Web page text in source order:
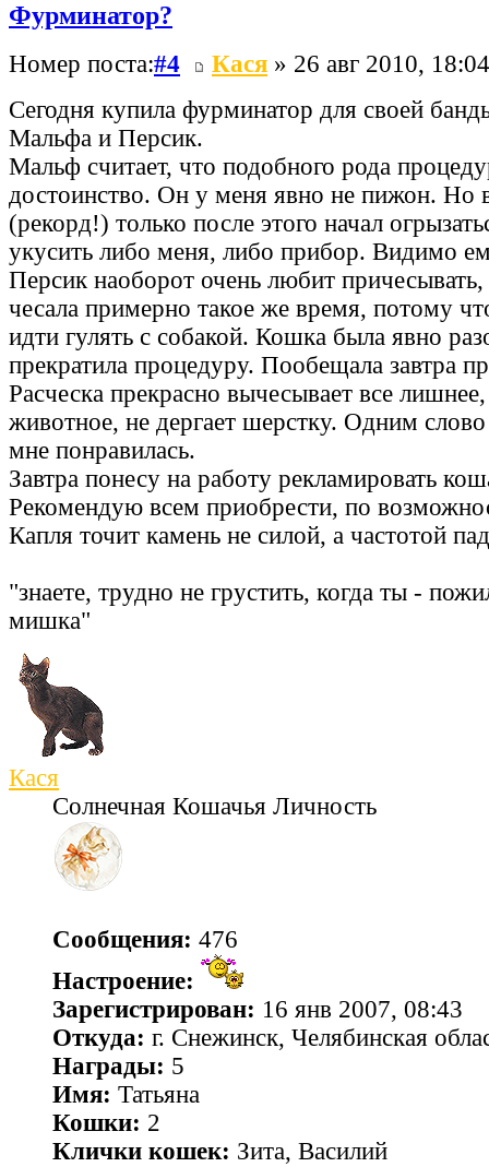
Фурминатор?
Номер поста:#4 Кася » 26 авг 2010, 18:04
Сегодня купила фурминатор для своей
Мальфа и Персик.
Мальф считает, что подобного рода
достоинство. Он у меня явно не пижон. Но
(рекорд!) только после этого начал
укусить либо меня, либо прибор. Видимо
Персик наоборот очень любит причесывать,
чесала примерно такое же время, потому
идти гулять с собакой. Кошка была явно
прекратила процедуру. Пообещала завтра
Расческа прекрасно вычесывает все
животное, не дергает шерстку. Одним
мне понравилась.
Завтра понесу на работу рекламировать
Рекомендую всем приобрести, по
Капля точит камень не силой, а частотой
"знаете, трудно не грустить, когда ты -
мишка"
Кася
Солнечная Кошачья Личность
Сообщения: 476
Настроение:
Зарегистрирован: 16 янв 2007, 08:43
Откуда: г. Снежинск, Челябинская
Награды: 5
Имя: Татьяна
Кошки: 2
Клички кошек: Зита, Василий